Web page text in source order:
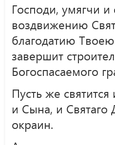
Господи, умягчи и
воздвижению
благодатию
завершит
Богоспасаемого
Пусть же
и Сына, и Святаго
окраин.